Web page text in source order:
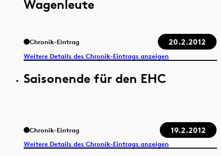
Wagenleute
Chronik-Eintrag 20.2.2012
Weitere Details des Chronik-Eintrags anzeigen
Saisonende für den EHC
Chronik-Eintrag 19.2.2012
Weitere Details des Chronik-Eintrags anzeigen